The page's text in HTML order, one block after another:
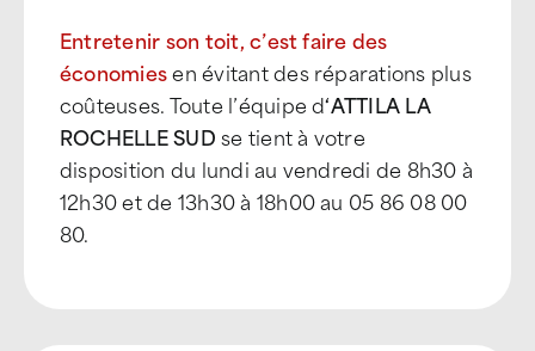
Entretenir son toit, c’est faire des
économiesen évitant des réparations plus
coûteuses. Toute l’équipe d‘ATTILALA
ROCHELLE SUDse tient à votre
disposition du lundi au vendredi de 8h30 à
12h30 et de 13h30 à 18h00 au 05 86 08 00
80.